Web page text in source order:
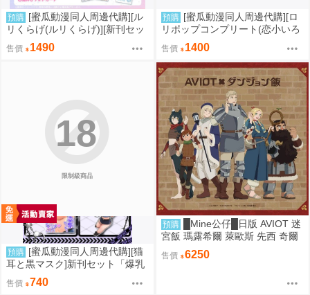
預購 [蜜瓜動漫同人周邊代購][ル
リくらげ(ルリくらげ)][新刊セッ
ト]くらげびより in ラハイロイ
(同人誌)
售價 1490
預購 [蜜瓜動漫同人周邊代購][ロ
リポップコンプリート(恋小いろ
り)]【新刊セット5点セット】My
Baby 6(同人誌)
售價 1400
限制級商品
18
預購 [蜜瓜動漫同人周邊代購][猫
耳と黒マスク]新刊セット「爆乳
ギャルの幸奈ちゃんと警官コス
エッチ」(同人誌)
售價 740
預購
█Mine公仔█日版 AVIOT 迷
宮飯 瑪露希爾 萊歐斯 先西 奇爾
查克 法琳 耳機 聯名 TE-V1R-DJ
M
售價 6250